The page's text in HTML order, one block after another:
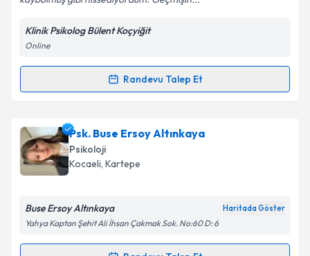
Metni'ni okudum ve kişisel verilerimin belirtilen
kapsamda işlenmesini kabul ediyorum.
Takvim Talebini Gönder
kaybolmuş gibi hissediyordum. Geçmişin...
Klinik Psikolog Bülent Koçyiğit
Randevu Talep Et
Randevu Takvimi Talebi
Klinik Psikolog Bülent Koçyiğitiçin randevu takvimi
talebi oluşturun. Size bu uzmandan randevu almanız
için bir takvim hazırlandığında e-posta ile
E-posta Adresiniz
Psk. Buse Ersoy Altınkaya
Psikoloji
Kocaeli, Kartepe
Buse Ersoy Altınkaya
Yahya Kaptan Şehit Ali İhsan Çakmak Sok. No:60 D: 6